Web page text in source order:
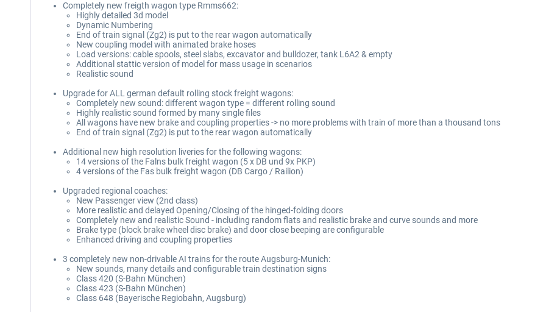
Completely new freigth wagon type Rmms662:
Highly detailed 3d model
Dynamic Numbering
End of train signal (Zg2) is put to the rear wagon automatically
New coupling model with animated brake hoses
Load versions: cable spools, steel slabs, excavator and bulldozer, tank L6A2 & empty
Additional stattic version of model for mass usage in scenarios
Realistic sound
Upgrade for ALL german default rolling stock freight wagons:
Completely new sound: different wagon type = different rolling sound
Highly realistic sound formed by many single files
All wagons have new brake and coupling properties -> no more problems with train of more than a thousand tons
End of train signal (Zg2) is put to the rear wagon automatically
Additional new high resolution liveries for the following wagons:
14 versions of the Falns bulk freight wagon (5 x DB und 9x PKP)
4 versions of the Fas bulk freight wagon (DB Cargo / Railion)
Upgraded regional coaches:
New Passenger view (2nd class)
More realistic and delayed Opening/Closing of the hinged-folding doors
Completely new and realistic Sound - including random flats and realistic brake and curve sounds and more
Brake type (block brake wheel disc brake) and door close beeping are configurable
Enhanced driving and coupling properties
3 completely new non-drivable AI trains for the route Augsburg-Munich:
New sounds, many details and configurable train destination signs
Class 420 (S-Bahn München)
Class 423 (S-Bahn München)
Class 648 (Bayerische Regiobahn, Augsburg)